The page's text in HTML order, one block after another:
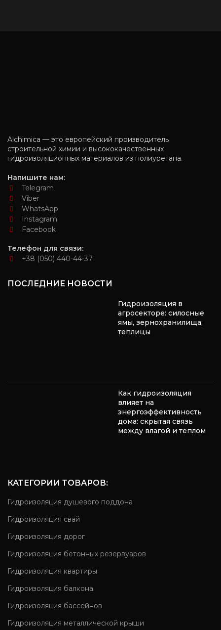
Alchimica — это европейский производитель
строительной химии и высококачественных
гидроизоляционных материалов из полиуретана.
Напишите нам:
Telegram
Viber
WhatsApp
Instagram
Facebook
Телефон для связи:
+38 (050) 440-44-37
ПОСЛЕДНИЕ НОВОСТИ
Гидроизоляция в
агросекторе: силосные
ямы, зернохранилища,
теплицы
Как гидроизоляция
влияет на
энергоэффективность
дома: скрытая связь
между влагой и теплом
КАТЕГОРИИ ТОВАРОВ:
Гидроизоляция душевого поддона
Гидроизоляция свай
Гидроизоляция дорог
Гидроизоляция бетонных резервуаров
Гидроизоляция квартиры
Гидроизоляция балкона
Гидроизоляция бассейнов
Гидроизоляция металлической крыши